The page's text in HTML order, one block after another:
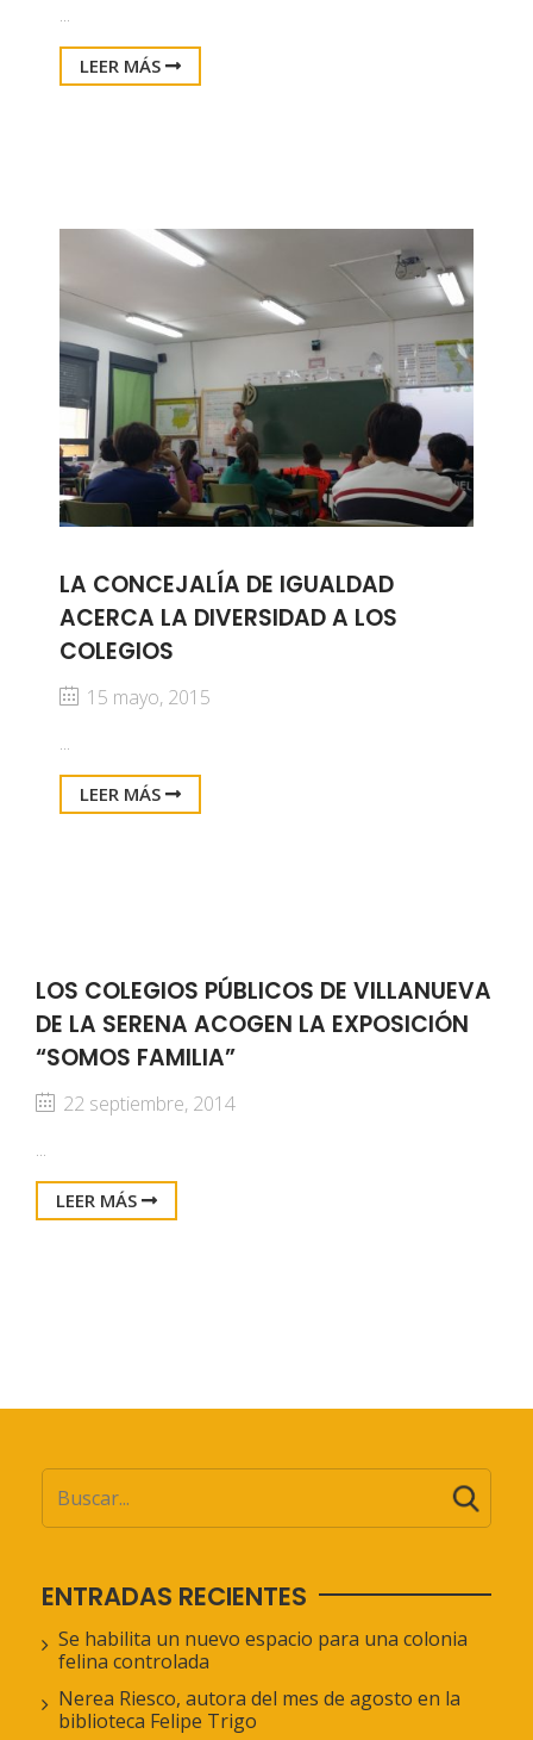
...
LEER MÁS
LA CONCEJALÍA DE IGUALDAD
ACERCA LA DIVERSIDAD A LOS
COLEGIOS
15 mayo, 2015
...
LEER MÁS
LOS COLEGIOS PÚBLICOS DE VILLANUEVA
DE LA SERENA ACOGEN LA EXPOSICIÓN
“SOMOS FAMILIA”
22 septiembre, 2014
...
LEER MÁS
ENTRADAS RECIENTES
Se habilita un nuevo espacio para una colonia
felina controlada
Nerea Riesco, autora del mes de agosto en la
biblioteca Felipe Trigo